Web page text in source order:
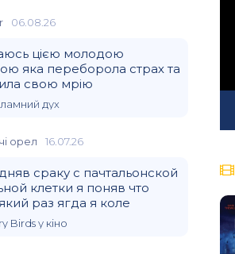
06.08.26
цією молодою
яка переборола страх та
свою мрію
дух
орел 16.07.26
сраку с пачтальонской
клетки я поняв что
раз ягда я коле
Birds у кіно